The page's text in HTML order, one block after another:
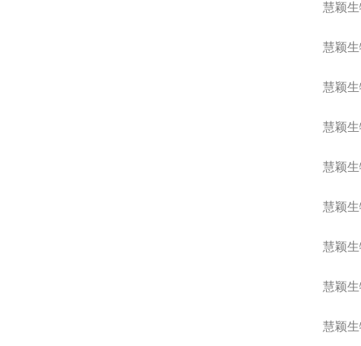
慧颖生
慧颖生
慧颖生
慧颖生
慧颖生
慧颖生
慧颖生
慧颖生
慧颖生